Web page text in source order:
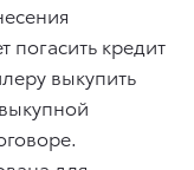
погасить кредит
выкупить